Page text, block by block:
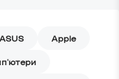
Apple